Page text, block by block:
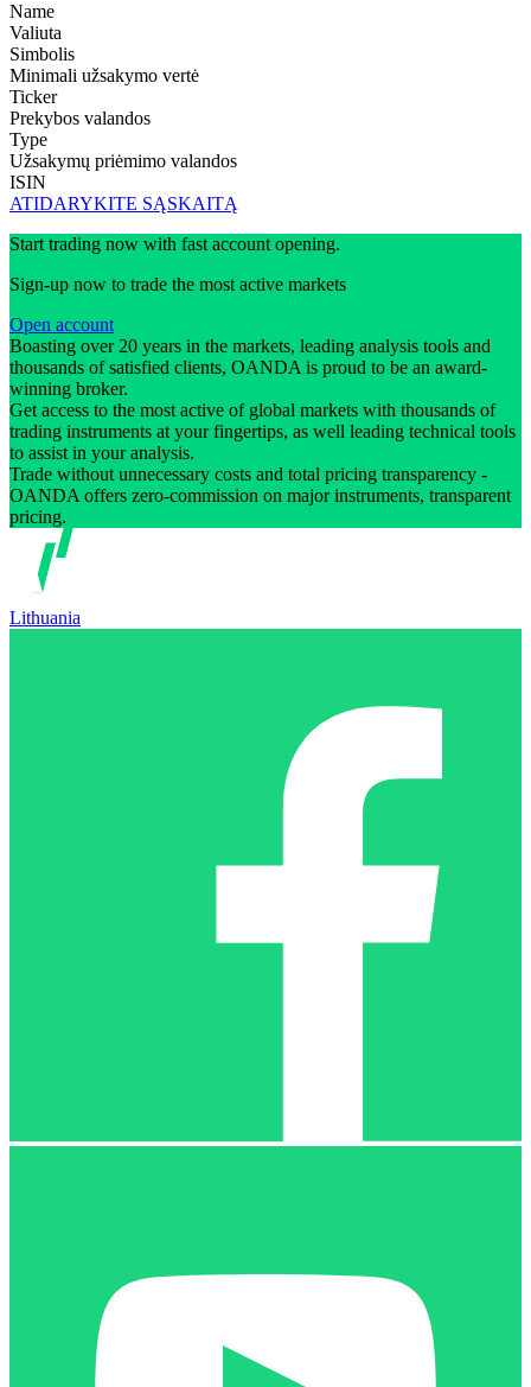
Name
Valiuta
Simbolis
Minimali užsakymo vertė
Ticker
Prekybos valandos
Type
Užsakymų priėmimo valandos
ISIN
ATIDARYKITE SĄSKAITĄ
Start trading now with fast account opening.
Sign-up now to trade the most active markets
Open account
Boasting over 20 years in the markets, leading analysis tools and
thousands of satisfied clients, OANDA is proud to be an award-
winning broker.
Get access to the most active of global markets with thousands of
trading instruments at your fingertips, as well leading technical tools
to assist in your analysis.
Trade without unnecessary costs and total pricing transparency -
OANDA offers zero-commission on major instruments, transparent
pricing.
Lithuania